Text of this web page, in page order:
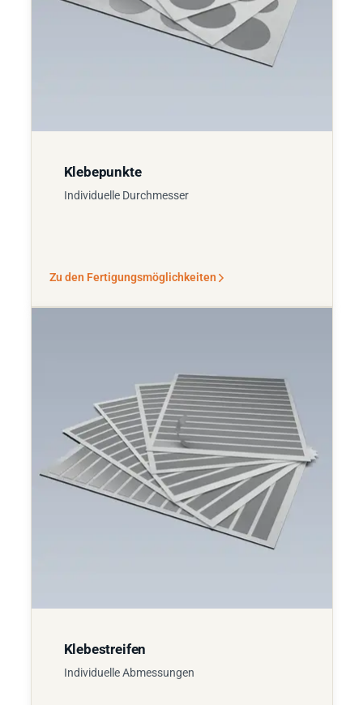
Klebepunkte
Individuelle Durchmesser
Zu den Fertigungsmöglichkeiten
Klebestreifen
Individuelle Abmessungen